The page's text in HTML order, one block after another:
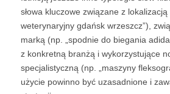
słowa kluczowe związane z
weterynaryjny gdańsk wrzeszcz”),
marką (np. „spodnie do biegania
z konkretną branżą i wykorzystujące
specjalistyczną (np. „maszyny
użycie powinno być uzasadnione i